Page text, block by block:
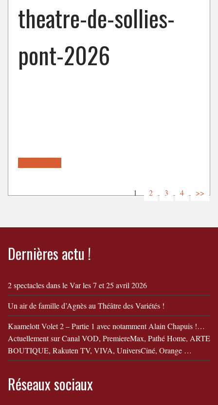
theatre-de-sollies-
pont-2026
1 2 3 4 >>
Dernières actu !
2 spectacles dans le Var les 7 et 25 avril 2026
Un air de famille d’Agnès au Théâtre des Variétés !
Kaamelott Volet 2 – Partie 1 avec notamment Alain Chapuis !…
Actuellement sur Canal VOD, PremiereMax, Pathé Home, ARTE
BOUTIQUE, Rakuten TV, VIVA, UniversCiné, Orange …
Réseaux sociaux